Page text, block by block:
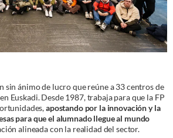
sin ánimo de lucro que reúne a 33 centros de
Euskadi. Desde 1987, trabaja para que la FP
apostando por la innovación y la
para que el alumnado llegue al mundo
alineada con la realidad del sector.